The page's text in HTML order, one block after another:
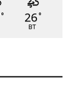
° 26°
ВТ